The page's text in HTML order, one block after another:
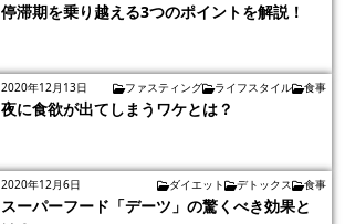
停滞期を乗り越える3つのポイントを解説！
2020年12月13日 ファスティング ライフスタイル 食事
夜に食欲が出てしまうワケとは？
2020年12月6日 ダイエット デトックス 食事
スーパーフード「デーツ」の驚くべき効果と